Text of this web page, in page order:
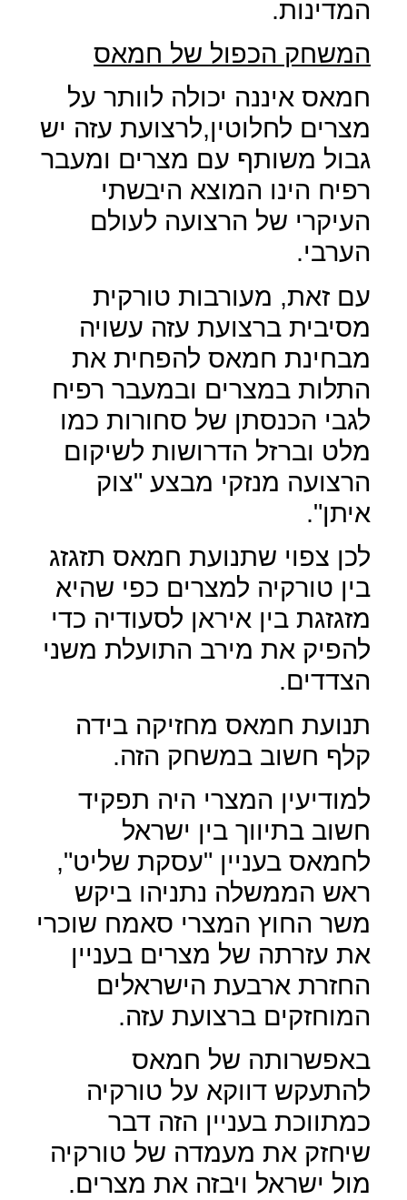
המדינות.
המשחק הכפול של חמאס
חמאס איננה יכולה לוותר על
מצרים לחלוטין,לרצועת עזה יש
גבול משותף עם מצרים ומעבר
רפיח הינו המוצא היבשתי
העיקרי של הרצועה לעולם
הערבי.
עם זאת, מעורבות טורקית
מסיבית ברצועת עזה עשויה
מבחינת חמאס להפחית את
התלות במצרים ובמעבר רפיח
לגבי הכנסתן של סחורות כמו
מלט וברזל הדרושות לשיקום
הרצועה מנזקי מבצע "צוק
איתן".
לכן צפוי שתנועת חמאס תזגזג
בין טורקיה למצרים כפי שהיא
מזגזגת בין איראן לסעודיה כדי
להפיק את מירב התועלת משני
הצדדים.
תנועת חמאס מחזיקה בידה
קלף חשוב במשחק הזה.
למודיעין המצרי היה תפקיד
חשוב בתיווך בין ישראל
לחמאס בעניין "עסקת שליט",
ראש הממשלה נתניהו ביקש
משר החוץ המצרי סאמח שוכרי
את עזרתה של מצרים בעניין
החזרת ארבעת הישראלים
המוחזקים ברצועת עזה.
באפשרותה של חמאס
להתעקש דווקא על טורקיה
כמתווכת בעניין הזה דבר
שיחזק את מעמדה של טורקיה
מול ישראל ויבזה את מצרים.